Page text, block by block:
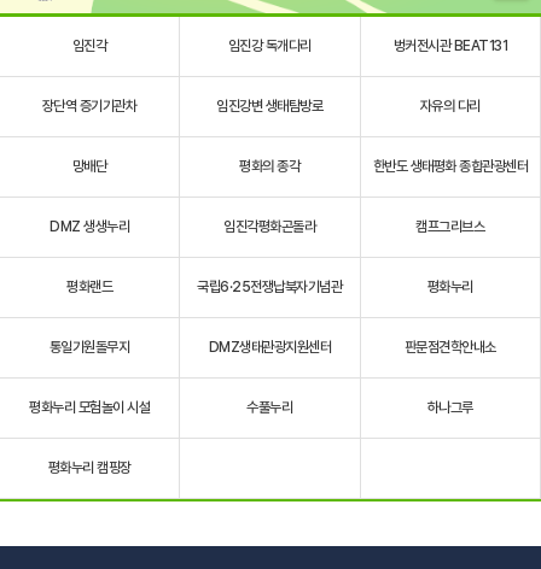
임진각 임진강 독개다리 벙커전시관 BEAT131
장단역 증기기관차 임진강변 생태탐방로 자유의 다리
망배단 평화의 종각 한반도 생태평화 종합관광센터
DMZ 생생누리 임진각평화곤돌라 캠프그리브스
평화랜드 국립6·25전쟁납북자기념관 평화누리
통일기원돌무지 DMZ생태관광지원센터 판문점견학안내소
평화누리 모험놀이 시설 수풀누리 하나그루
평화누리 캠핑장